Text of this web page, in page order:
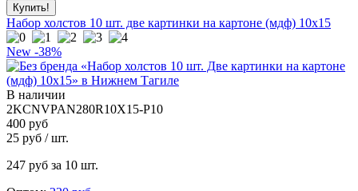
Набор холстов 10 шт. две картинки на картоне (мдф) 10x15
New -38%
В наличии
2KCNVPAN280R10X15-P10
400 руб
25 руб / шт.
247 руб за 10 шт.